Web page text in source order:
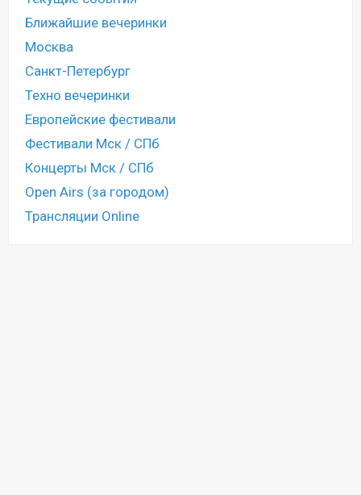
Ближайшие вечеринки
Москва
Санкт-Петербург
Техно вечеринки
Европейские фестивали
Фестивали Мск / СПб
Концерты Мск / СПб
Open Airs (за городом)
Трансляции Online